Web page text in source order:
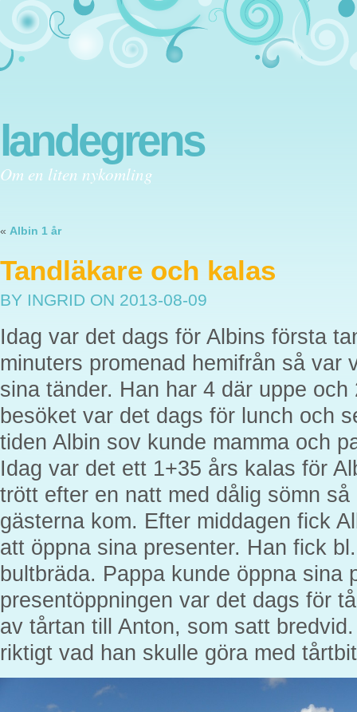
landegrens
Om en liten nykomling
« Albin 1 år
Tandläkare och kalas
BY INGRID ON 2013-08-09
Idag var det dags för Albins första
minuters promenad hemifrån så var
sina tänder. Han har 4 där uppe
besöket var det dags för lunch och
tiden Albin sov kunde mamma och
Idag var det ett 1+35 års kalas för
trött efter en natt med dålig sömn
gästerna kom. Efter middagen fick
att öppna sina presenter. Han fick
bultbräda. Pappa kunde öppna sina
presentöppningen var det dags för
av tårtan till Anton, som satt
riktigt vad han skulle göra med